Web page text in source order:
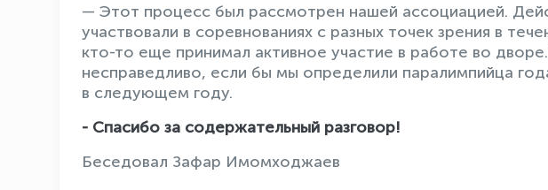
— Этот процесс был рассмотрен нашей ассоциацией.
участвовали в соревнованиях с разных точек зрения в
кто-то еще принимал активное участие в работе во
несправедливо, если бы мы определили паралимпийца
в следующем году.
- Спасибо за содержательный разговор!
Беседовал Зафар Имомходжаев